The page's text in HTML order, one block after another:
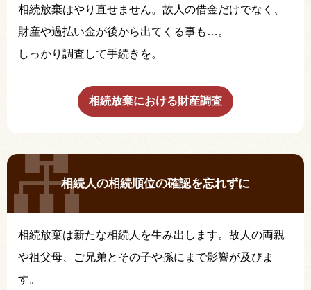
相続放棄はやり直せません。故人の借金だけでなく、
財産や過払い金が後から出てくる事も…。
しっかり調査して手続きを。
相続放棄における財産調査
相続人の相続順位の確認を忘れずに
相続放棄は新たな相続人を生み出します。故人の両親
や祖父母、ご兄弟とその子や孫にまで影響が及びま
す。